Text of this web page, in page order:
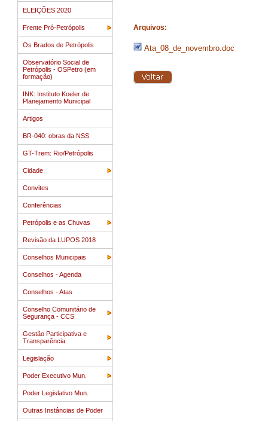
ELEIÇÕES 2020
Frente Pró-Petrópolis
Os Brados de Petrópolis
Observatório Social de
Petrópolis - OSPetro (em
formação)
INK: Instituto Koeler de
Planejamento Municipal
Artigos
BR-040: obras da NSS
GT-Trem: Rio/Petrópolis
Cidade
Convites
Conferências
Petrópolis e as Chuvas
Revisão da LUPOS 2018
Conselhos Municipais
Conselhos - Agenda
Conselhos - Atas
Conselho Comunitário de
Segurança - CCS
Gestão Participativa e
Transparência
Legislação
Poder Executivo Mun.
Poder Legislativo Mun.
Outras Instâncias de Poder
Arquivos:
Ata_08_de_novembro.doc